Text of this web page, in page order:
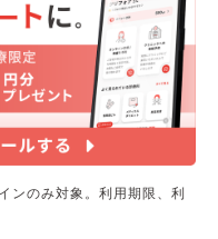
ンのみ対象。利用期限、利